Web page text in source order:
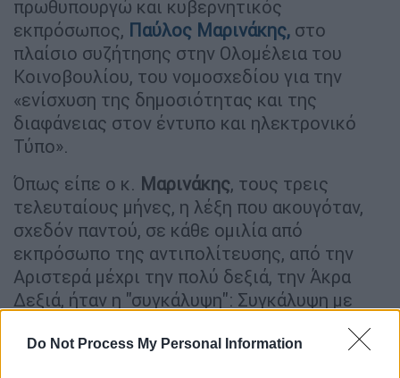
Do Not Process My Personal Information
πρωθυπουργώ και κυβερνητικός
εκπρόσωπος, Παύλος Μαρινάκης, στο
πλαίσιο συζήτησης στην Ολομέλεια του
Κοινοβουλίου, του νομοσχεδίου για την
«ενίσχυση της δημοσιότητας και της
διαφάνειας στον έντυπο και ηλεκτρονικό
Τύπο».
Όπως είπε ο κ. Μαρινάκης, τους τρεις
τελευταίους μήνες, η λέξη που ακουγόταν,
σχεδόν παντού, σε κάθε ομιλία από
εκπρόσωπο της αντιπολίτευσης, από την
Αριστερά μέχρι την πολύ δεξιά, την Άκρα
Δεξιά, ήταν η "συγκάλυψη": Συγκάλυψη με
ξυλόλια, που λαθρέμποροι τα μετέφεραν και
η κυβέρνηση τους προστάτευε, "μπάζωμα"